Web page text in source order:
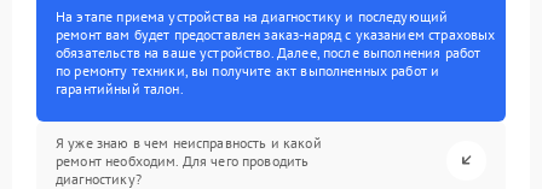
На этапе приема устройства на диагностику и последующий
ремонт вам будет предоставлен заказ-наряд с указанием страховых
обязательств на ваше устройство. Далее, после выполнения работ
по ремонту техники, вы получите акт выполненных работ и
гарантийный талон.
Я уже знаю в чем неисправность и какой
ремонт необходим. Для чего проводить
диагностику?